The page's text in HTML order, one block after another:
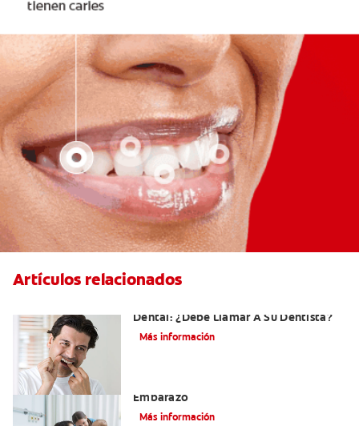
Artículos relacionados
Dental: ¿Debe Llamar A Su Dentista?
Más información
Embarazo
Más información